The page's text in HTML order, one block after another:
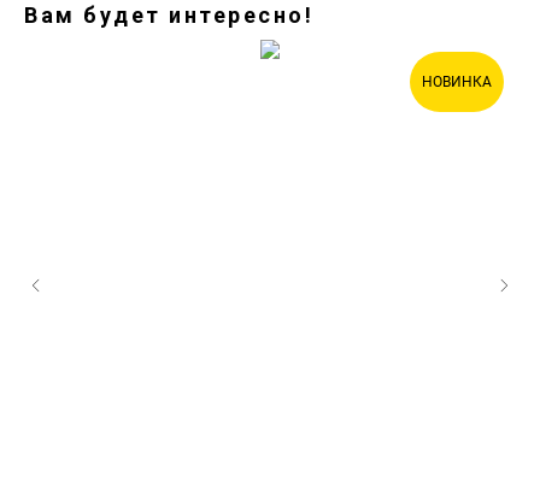
Вам будет интересно!
НОВИНКА